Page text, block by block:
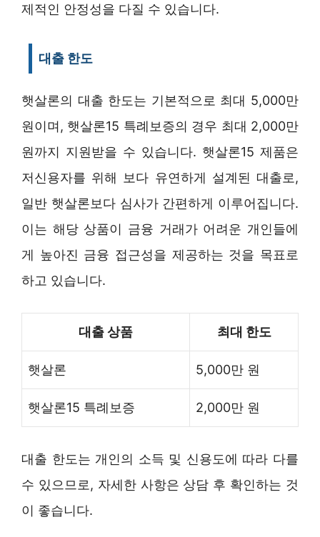
제적인 안정성을 다질 수 있습니다.
대출 한도
햇살론의 대출 한도는 기본적으로 최대 5,000만
원이며, 햇살론15 특례보증의 경우 최대 2,000만
원까지 지원받을 수 있습니다. 햇살론15 제품은
저신용자를 위해 보다 유연하게 설계된 대출로,
일반 햇살론보다 심사가 간편하게 이루어집니다.
이는 해당 상품이 금융 거래가 어려운 개인들에
게 높아진 금융 접근성을 제공하는 것을 목표로
하고 있습니다.
대출 상품 최대 한도
햇살론 5,000만 원
햇살론15 특례보증 2,000만 원
대출 한도는 개인의 소득 및 신용도에 따라 다를
수 있으므로, 자세한 사항은 상담 후 확인하는 것
이 좋습니다.